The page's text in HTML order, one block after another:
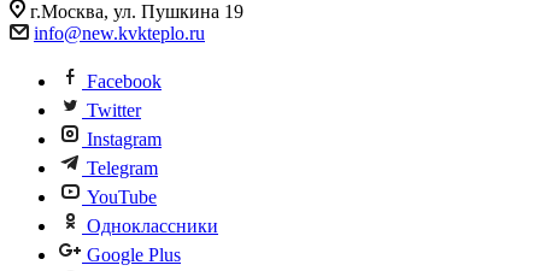
г.Москва, ул. Пушкина 19
info@new.kvkteplo.ru
Facebook
Twitter
Instagram
Telegram
YouTube
Одноклассники
Google Plus